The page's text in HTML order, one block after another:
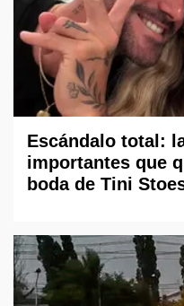
Escándalo total:
importantes que
boda de Tini